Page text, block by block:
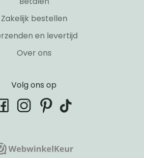
Zakelijk bestellen
en levertijd
Over ons
Volg ons op
facebookinstagram
pinterest
tiktok